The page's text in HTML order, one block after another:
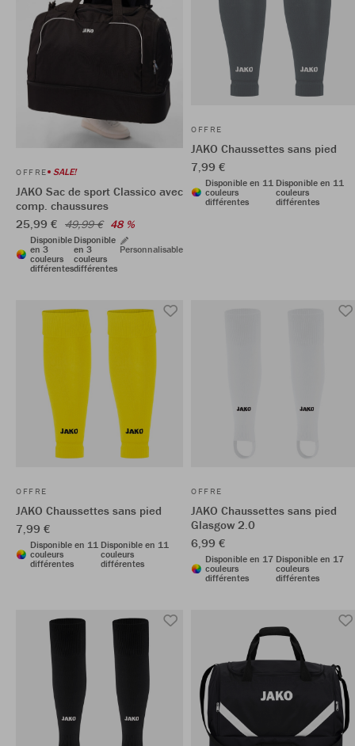
OFFRE SALE!
JAKO Sac de sport Classico avec
comp. chaussures
25,99 € 49,99 € 48 %
Disponible
en 3
couleurs
différentes
Disponible
en 3
couleurs
différentes
Personnalisable
OFFRE
JAKO Chaussettes sans pied
7,99 €
Disponible en 11
couleurs
différentes
Disponible en 11
couleurs
différentes
OFFRE
JAKO Chaussettes sans pied
7,99 €
Disponible en 11
couleurs
différentes
Disponible en 11
couleurs
différentes
OFFRE
JAKO Chaussettes sans pied
Glasgow 2.0
6,99 €
Disponible en 17
couleurs
différentes
Disponible en 17
couleurs
différentes